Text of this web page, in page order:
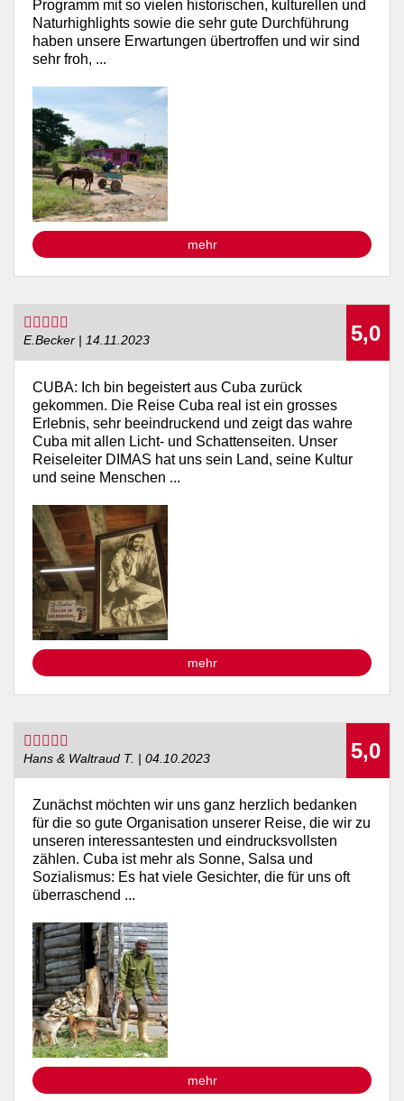
Vorbereitung unserer Reise. Das vielfältige
Programm mit so vielen historischen, kulturellen und
Naturhighlights sowie die sehr gute Durchführung
haben unsere Erwartungen übertroffen und wir sind
5,0
E.Becker | 14.11.2023
CUBA: Ich bin begeistert aus Cuba zurück
gekommen. Die Reise Cuba real ist ein grosses
Erlebnis, sehr beeindruckend und zeigt das wahre
Cuba mit allen Licht- und Schattenseiten. Unser
Reiseleiter DIMAS hat uns sein Land, seine Kultur
5,0
Hans & Waltraud T. | 04.10.2023
Zunächst möchten wir uns ganz herzlich bedanken
für die so gute Organisation unserer Reise, die wir zu
unseren interessantesten und eindrucksvollsten
zählen. Cuba ist mehr als Sonne, Salsa und
Sozialismus: Es hat viele Gesichter, die für uns oft